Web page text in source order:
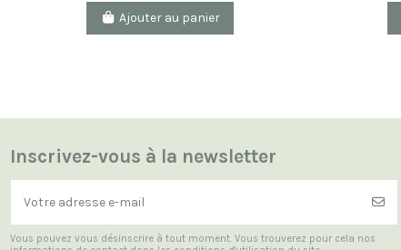
Ajouter au panier
Inscrivez-vous à la newsletter
Vous pouvez vous désinscrire à tout moment. Vous trouverez pour cela nos